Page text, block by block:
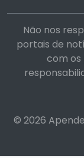
Não nos
portais de
com os
© 2026